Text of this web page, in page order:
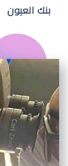
بنك العيون